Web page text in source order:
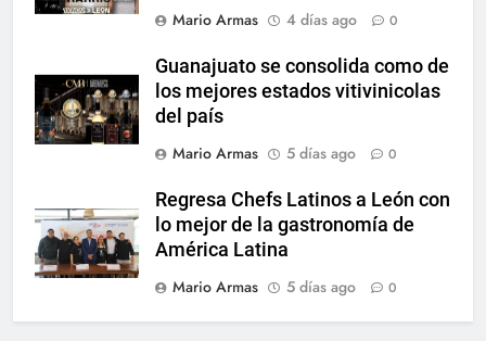
Mario Armas
4 días ago 0
Guanajuato se consolida como de
los mejores estados vitivinicolas
del país
Mario Armas
5 días ago 0
Regresa Chefs Latinos a León con
lo mejor de la gastronomía de
América Latina
Mario Armas
5 días ago 0